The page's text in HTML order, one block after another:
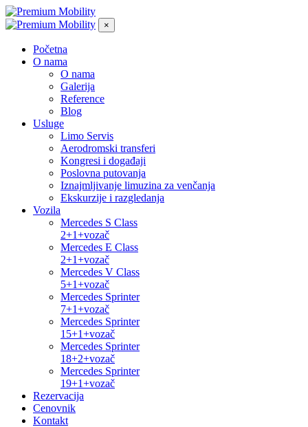
×
Početna
O nama
O nama
Galerija
Reference
Blog
Usluge
Limo Servis
Aerodromski transferi
Kongresi i događaji
Poslovna putovanja
Iznajmljivanje limuzina za venčanja
Ekskurzije i razgledanja
Vozila
Mercedes S Class
2+1+vozač
Mercedes E Class
2+1+vozač
Mercedes V Class
5+1+vozač
Mercedes Sprinter
7+1+vozač
Mercedes Sprinter
15+1+vozač
Mercedes Sprinter
18+2+vozač
Mercedes Sprinter
19+1+vozač
Rezervacija
Cenovnik
Kontakt